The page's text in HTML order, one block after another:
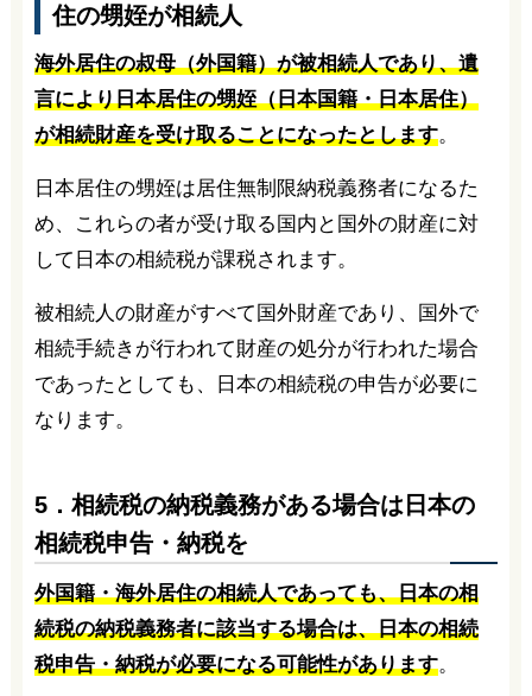
住の甥姪が相続人
海外居住の叔母（外国籍）が被相続人であり、遺
言により日本居住の甥姪（日本国籍・日本居住）
が相続財産を受け取ることになったとします。
日本居住の甥姪は居住無制限納税義務者になるた
め、これらの者が受け取る国内と国外の財産に対
して日本の相続税が課税されます。
被相続人の財産がすべて国外財産であり、国外で
相続手続きが行われて財産の処分が行われた場合
であったとしても、日本の相続税の申告が必要に
なります。
5．相続税の納税義務がある場合は日本の
相続税申告・納税を
外国籍・海外居住の相続人であっても、日本の相
続税の納税義務者に該当する場合は、日本の相続
税申告・納税が必要になる可能性があります。